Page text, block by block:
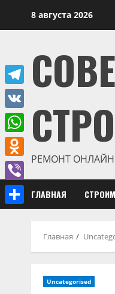
8 августа 2026
РЕМОНТ ОНЛАЙН
ГЛАВНАЯ
Главная
Uncategorised
Telegram
VK
WhatsApp
Odnoklassniki
Viber